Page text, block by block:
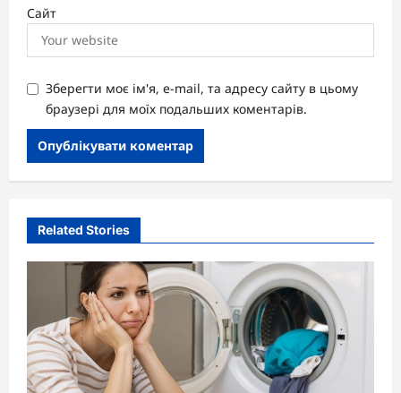
Сайт
Зберегти моє ім'я, e-mail, та адресу сайту в цьому
браузері для моїх подальших коментарів.
Related Stories